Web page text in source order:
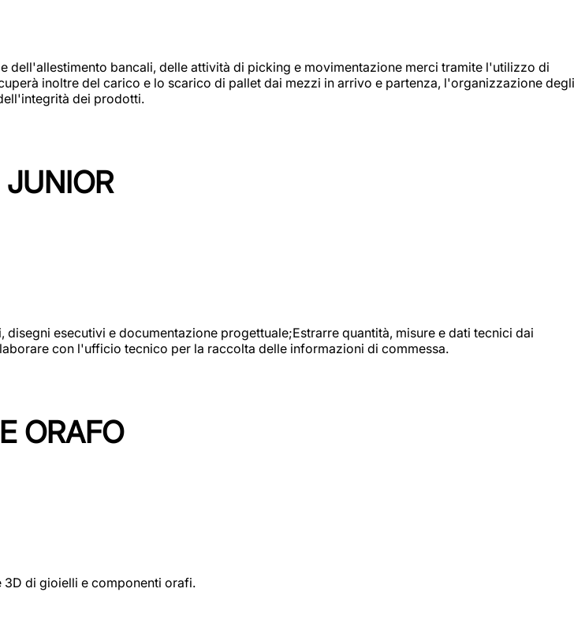
dell'allestimento bancali, delle attività di picking e movimentazione merci tramite l'utilizzo di
inoltre del carico e lo scarico di pallet dai mezzi in arrivo e partenza, l'organizzazione degli
dei prodotti.
JUNIOR
esecutivi e documentazione progettuale;Estrarre quantità, misure e dati tecnici dai
con l'ufficio tecnico per la raccolta delle informazioni di commessa.
ORAFO
3D di gioielli e componenti orafi.